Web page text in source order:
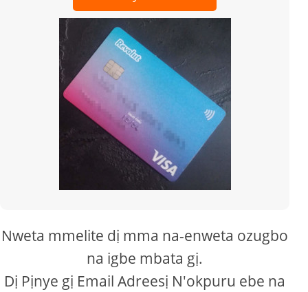
Nweta mmelite dị mma na-enweta ozugbo
na igbe mbata gị.
Dị Pịnye gị Email Adreesị N'okpuru ebe na